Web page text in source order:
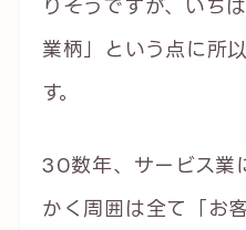
りそうですが、いち
業柄」という点に所
す。
30数年、サービス業
かく周囲は全て「お客